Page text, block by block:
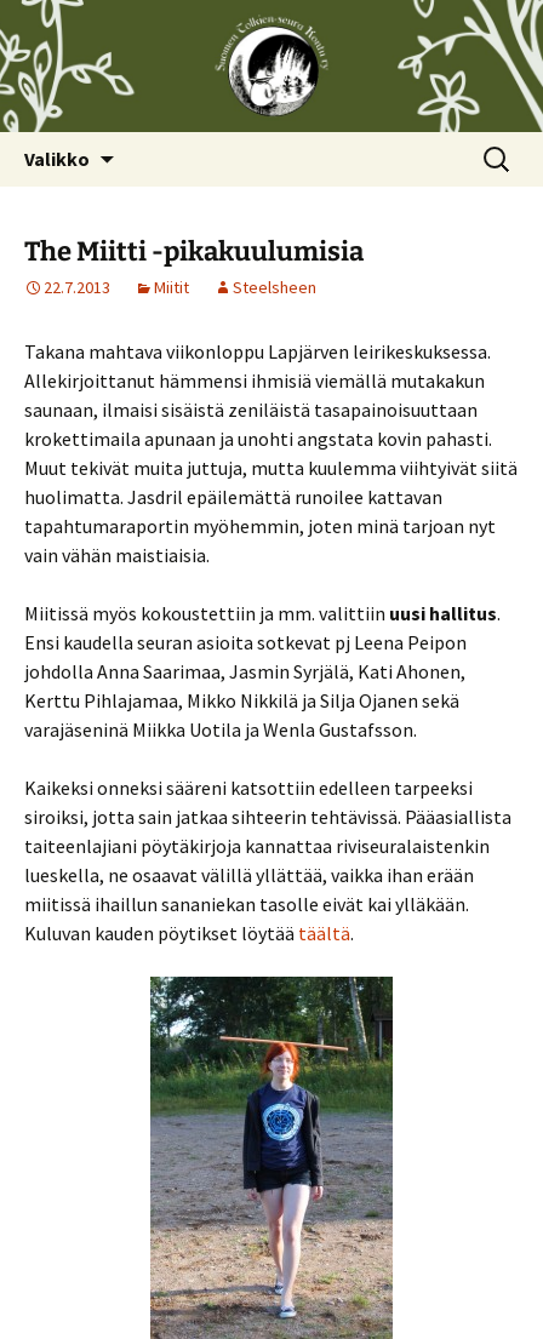
Valikko Haku:
The Miitti -pikakuulumisia
22.7.2013 Miitit Steelsheen
Takana mahtava viikonloppu Lapjärven leirikeskuksessa.
Allekirjoittanut hämmensi ihmisiä viemällä mutakakun
saunaan, ilmaisi sisäistä zeniläistä tasapainoisuuttaan
krokettimaila apunaan ja unohti angstata kovin pahasti.
Muut tekivät muita juttuja, mutta kuulemma viihtyivät siitä
huolimatta. Jasdril epäilemättä runoilee kattavan
tapahtumaraportin myöhemmin, joten minä tarjoan nyt
vain vähän maistiaisia.
Miitissä myös kokoustettiin ja mm. valittiin uusi hallitus.
Ensi kaudella seuran asioita sotkevat pj Leena Peipon
johdolla Anna Saarimaa, Jasmin Syrjälä, Kati Ahonen,
Kerttu Pihlajamaa, Mikko Nikkilä ja Silja Ojanen sekä
varajäseninä Miikka Uotila ja Wenla Gustafsson.
Kaikeksi onneksi sääreni katsottiin edelleen tarpeeksi
siroiksi, jotta sain jatkaa sihteerin tehtävissä. Pääasiallista
taiteenlajiani pöytäkirjoja kannattaa riviseuralaistenkin
lueskella, ne osaavat välillä yllättää, vaikka ihan erään
miitissä ihaillun sananiekan tasolle eivät kai ylläkään.
Kuluvan kauden pöytikset löytää täältä.